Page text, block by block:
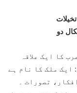
دو
کا ایک علاقہ
ایک ملک کا نام ہے
تصورات ۔